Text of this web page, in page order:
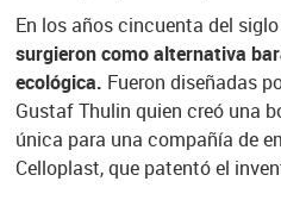
En los años cincuenta del
surgieron como alternativa
ecológica. Fueron diseñadas
Gustaf Thulin quien creó una
única para una compañía de
Celloplast, que patentó el